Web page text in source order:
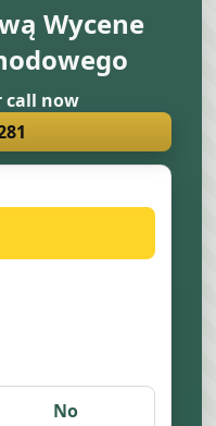
Wycene
call now
No